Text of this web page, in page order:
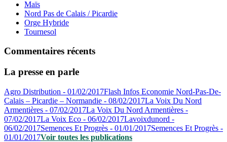
Maïs
Nord Pas de Calais / Picardie
Orge Hybride
Tournesol
Commentaires récents
La presse en parle
Agro Distribution - 01/02/2017Flash Infos Economie Nord-Pas-De-
Calais – Picardie – Normandie - 08/02/2017La Voix Du Nord
Armentières - 07/02/2017La Voix Du Nord Armentières -
07/02/2017La Voix Eco - 06/02/2017Lavoixdunord -
06/02/2017Semences Et Progrès - 01/01/2017Semences Et Progrès -
01/01/2017Voir toutes les publications